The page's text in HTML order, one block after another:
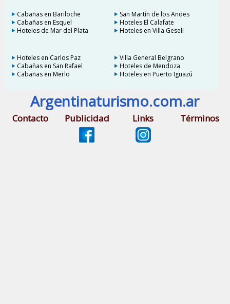
Cabañas en Bariloche
San Martín de los Andes
Cabañas en Esquel
Hoteles El Calafate
Hoteles de Mar del Plata
Hoteles en Villa Gesell
Hoteles en Carlos Paz
Villa General Belgrano
Cabañas en San Rafael
Hoteles de Mendoza
Cabañas en Merlo
Hoteles en Puerto Iguazú
Argentinaturismo.com.ar
Contacto Publicidad Links Términos